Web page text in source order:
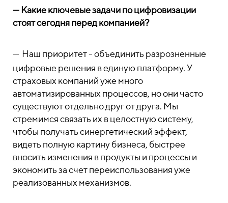
— Какие ключевые задачи по цифровизации
стоят сегодня перед компанией?
— Наш приоритет- объединить разрозненные
цифровые решения в единую платформу. У
страховых компаний уже много
автоматизированных процессов, но они часто
существуют отдельно друг от друга. Мы
стремимся связать их в целостную систему,
чтобы получать синергетический эффект,
видеть полную картину бизнеса, быстрее
вносить изменения в продукты и процессы и
экономить за счет переиспользования уже
реализованных механизмов.